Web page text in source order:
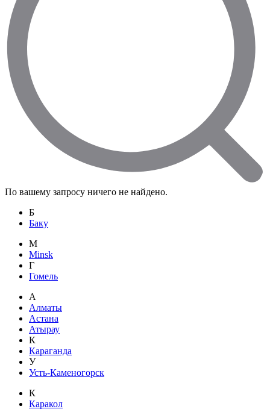
По вашему запросу ничего не найдено.
Б
Баку
M
Minsk
Г
Гомель
А
Алматы
Астана
Атырау
К
Караганда
У
Усть-Каменогорск
К
Каракол